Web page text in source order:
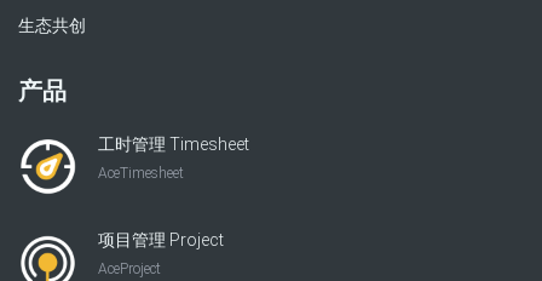
生态共创
产品
工时管理 Timesheet
AceTimesheet
项目管理 Project
AceProject